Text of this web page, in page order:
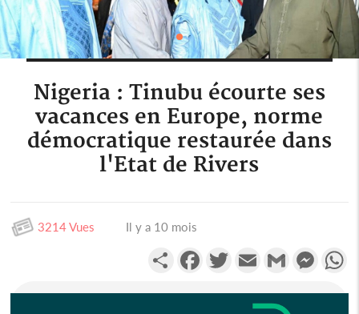
Nigeria : Tinubu écourte ses
vacances en Europe, norme
démocratique restaurée dans
l'Etat de Rivers
3214 Vues Il y a 10 mois
PartagerFacebookTwitterEmail Gmail